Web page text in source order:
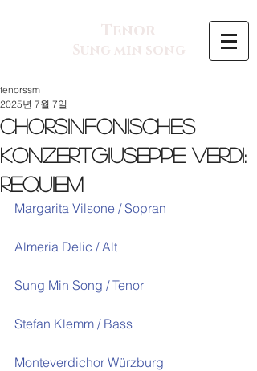
Tenor
Sung min song
Chorsinfonisches
KonzertGiuseppe Verdi:
Requiem
tenorssm
2025년 7월 7일
Margarita Vilsone / Sopran
Almeria Delic / Alt
Sung Min Song / Tenor
Stefan Klemm / Bass
Monteverdichor Würzburg